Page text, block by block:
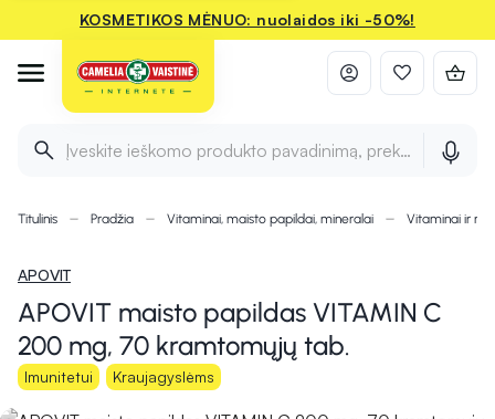
KOSMETIKOS MĖNUO: nuolaidos iki -50%!
Įveskite ieškomo produkto pavadinimą, prekės ženklą ir
Titulinis Pradžia Vitaminai, maisto papildai, mineralai Vitaminai ir
APOVIT
APOVIT maisto papildas VITAMIN C
200 mg, 70 kramtomųjų tab.
Imunitetui Kraujagyslėms